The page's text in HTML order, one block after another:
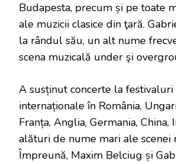
Budapesta, precum și pe toate
ale muzicii clasice din ţară.
la rândul său, un alt nume
scena muzicală under şi
A susținut concerte la festivaluri
internaționale în România,
Franța, Anglia, Germania, China,
alături de nume mari ale scenei
Împreună, Maxim Belciug și